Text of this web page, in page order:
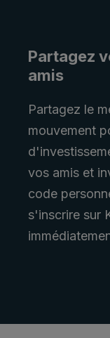
Partagez
amis
Partagez le
mouvement
vos amis et
code
s'inscrire sur